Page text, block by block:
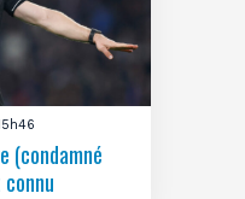
(condamné